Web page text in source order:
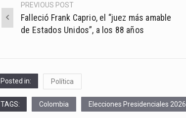
Post
navigation
PREVIOUS POST
Falleció Frank Caprio, el “juez más amable
de Estados Unidos”, a los 88 años
Posted in: Política
TAGS: Colombia Elecciones Presidenciales 2026